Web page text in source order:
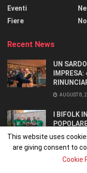
Eventi
Fiere
Recent News
UN
IMPRESA:
AUGUST 8,
I BIFOLK
POPOLI»
JULY 31,
This website uses
are giving consent to
Cookie